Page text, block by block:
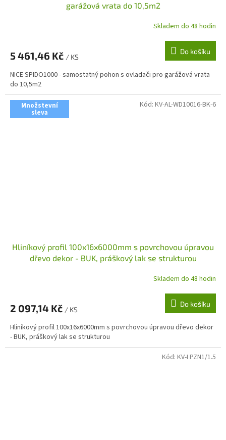
garážová vrata do 10,5m2
Skladem do 48 hodin
5 461,46 Kč / KS
Do košíku
NICE SPIDO1000 - samostatný pohon s ovladači pro garážová vrata
do 10,5m2
Množstevní
sleva
Hliníkový profil 100x16x6000mm s povrchovou úpravou
dřevo dekor - BUK, práškový lak se strukturou
Skladem do 48 hodin
2 097,14 Kč / KS
Do košíku
Hliníkový profil 100x16x6000mm s povrchovou úpravou dřevo dekor
- BUK, práškový lak se strukturou
Kód: KV-AL-WD10016-BK-6
Kód: KV-I PZN1/1.5